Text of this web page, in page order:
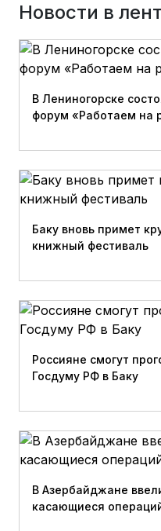
Новости в
В Лениногорске
форум «Работаем на
Баку вновь примет
книжный фестиваль
Россияне смогут
Госдуму РФ в Баку
В Азербайджане
касающиеся